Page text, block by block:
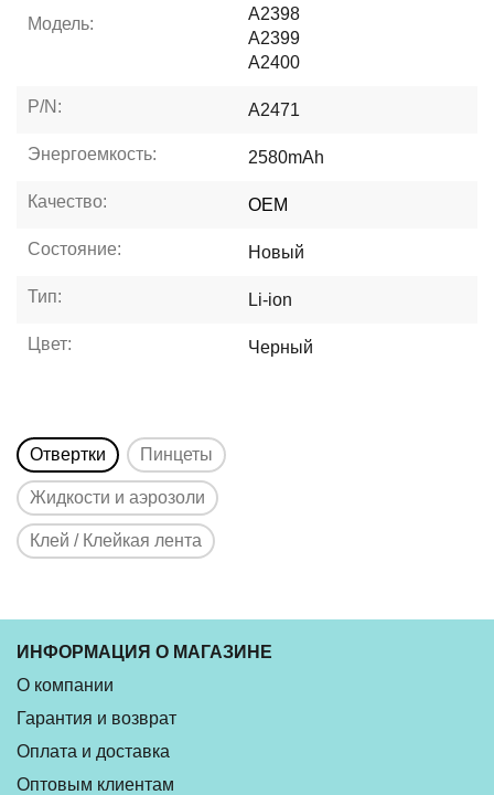
Модель:
A2398
A2399
A2400
P/N: A2471
Энергоемкость: 2580mAh
Качество: OEM
Состояние: Новый
Тип: Li-ion
Цвет: Черный
Отвертки Пинцеты
Жидкости и аэрозоли
Клей / Клейкая лента
ИНФОРМАЦИЯ О МАГАЗИНЕ
О компании
Гарантия и возврат
Оплата и доставка
Оптовым клиентам